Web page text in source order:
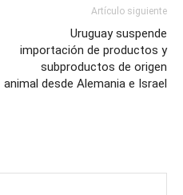
Artículo siguiente
Uruguay suspende
importación de productos y
subproductos de origen
animal desde Alemania e Israel